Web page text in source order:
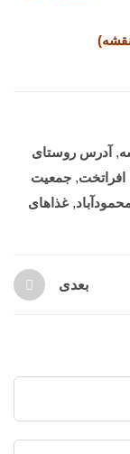
, آدرس روستای
افراتخت, جمعیت
, غذاهای
بعدی